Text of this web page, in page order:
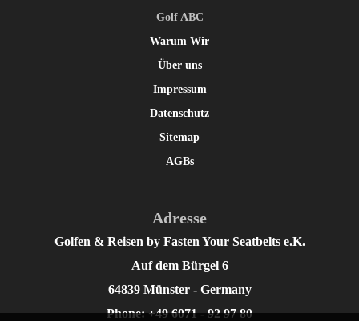
Golf ABC
Warum Wir
Über uns
Impressum
Datenschutz
Sitemap
AGBs
Adresse
Golfen & Reisen by Fasten Your Seatbelts e.K.
Auf dem Bürgel 6
64839 Münster - Germany
Phone: +49 6071 - 92 97 80